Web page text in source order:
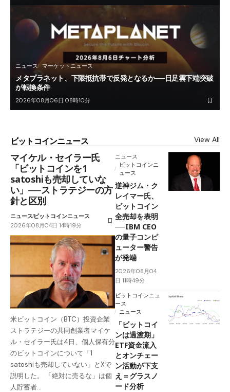
ニュース マーケットニュース
メタプラネット、下限抵抗帯で反発となるか──日足雲下端突破
が転換条件
2026年08月06日 08時10分
ビットコインニュース View All
マイケル・セイラー氏
「ビットコインを1
satoshiも売却していな
い」──ストラテジーの方
針と区別
ニュースビットコインニュース
2026年08月04日 14時19分
米ビットコイン（BTC）投資企業
ストラテジーの共同創業者マイケ
ル・セイラー氏は4日、個人保有分
のビットコインについて「1
satoshiも売却していない」とXで
説明した。 「絶対に売るな」は個
人貯蓄者…
ニュース
ビットコインニ
ュース
逆神ジム・ク
レイマー氏、
ビットコイン
全売却を表明
──IBM CEO
の量子コンピ
ューター警告
が発端
2026年08月04
日 11時49分
ビットコインニュ
ース
ニュース
「ビットコイ
ンは過渡期」
ETF資金流入
とオンチェー
ン活動が下支
え＝グラスノ
ード分析